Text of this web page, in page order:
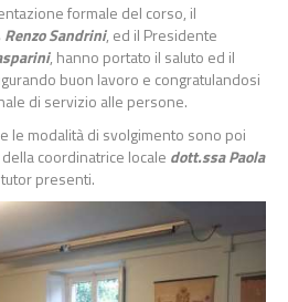
formale del corso, il
Sandrini, ed il Presidente
, hanno portato il saluto ed il
buon lavoro e congratulandosi
di servizio alle persone.
le modalità di svolgimento sono poi
coordinatrice locale dott.ssa Paola
presenti.